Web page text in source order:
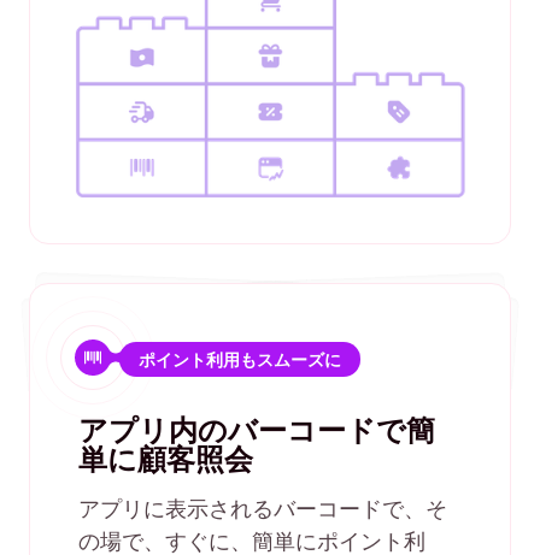
ポイント利用もスムーズに
アプリ内のバーコードで簡
単に顧客照会
アプリに表示されるバーコードで、そ
の場で、すぐに、簡単にポイント利